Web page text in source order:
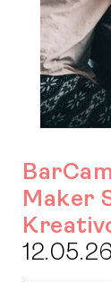
Maker
12.05.26